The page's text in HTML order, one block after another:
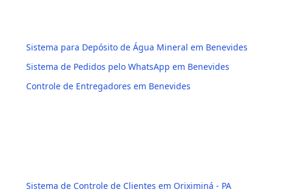
Sistema para Depósito de Água Mineral em Benevides
Sistema de Pedidos pelo WhatsApp em Benevides
Controle de Entregadores em Benevides
Sistema de Controle de Clientes em Oriximiná - PA